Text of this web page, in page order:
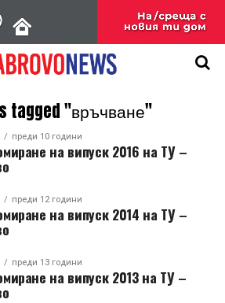
tagged "връчване"
преди 10 години
на випуск 2016 на ТУ –
преди 12 години
на випуск 2014 на ТУ –
преди 13 години
на випуск 2013 на ТУ –